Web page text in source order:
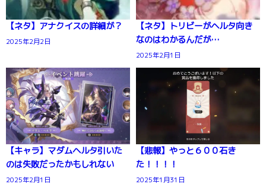
【ネタ】アナクイスの詳細が？
2025年2月2日
【ネタ】トリビーがヘルタ向き
なのはわかるんだが…
2025年2月1日
【キャラ】マダムヘルタ引いた
のは失敗だったかもしれない
2025年2月1日
【悲報】やっと６００石き
た！！！！
2025年1月31日